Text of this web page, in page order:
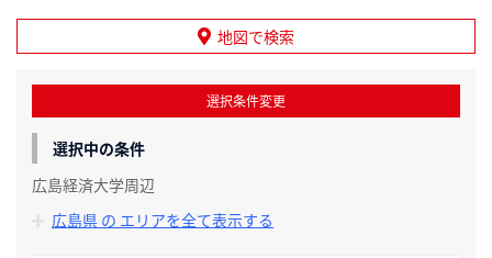
地図で検索
選択条件変更
選択中の条件
広島経済大学周辺
広島県 の エリアを全て表示する